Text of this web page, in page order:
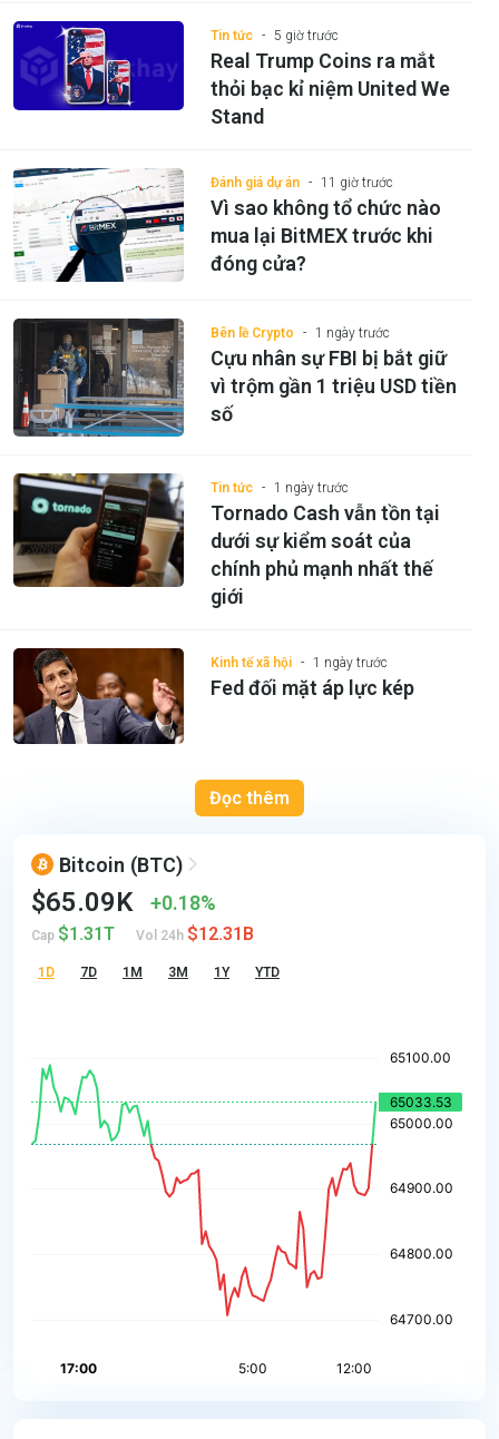
Tin tức 5 giờ trước
Real Trump Coins ra mắt
thỏi bạc kỉ niệm United We
Stand
Đánh giá dự án 11 giờ trước
Vì sao không tổ chức nào
mua lại BitMEX trước khi
đóng cửa?
Bên lề Crypto 1 ngày trước
Cựu nhân sự FBI bị bắt giữ
vì trộm gần 1 triệu USD tiền
số
Tin tức 1 ngày trước
Tornado Cash vẫn tồn tại
dưới sự kiểm soát của
chính phủ mạnh nhất thế
giới
Kinh tế xã hội 1 ngày trước
Fed đối mặt áp lực kép
Đọc thêm
Bitcoin (BTC)
$65.09K 0.18%
Cap $1.31T Vol 24h $12.31B
1D 7D 1M 3M 1Y YTD